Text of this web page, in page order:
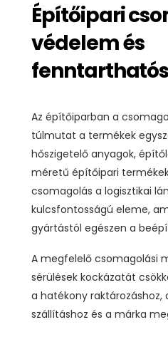
Építőipari
védelem és
Az építőiparban a
túlmutat a termékek
hőszigetelő anyagok,
méretű építőipari
csomagolás a logisztikai
kulcsfontosságú eleme,
gyártástól egészen a
A megfelelő csomagolási
sérülések kockázatát
a hatékony raktározáshoz,
szállításhoz és a márka